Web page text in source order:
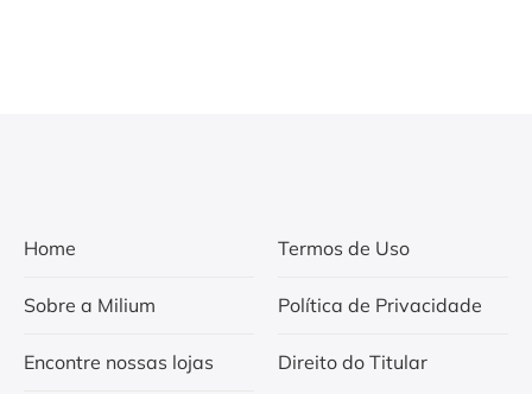
Home
Sobre a Milium
Encontre nossas lojas
Termos de Uso
Política de Privacidade
Direito do Titular